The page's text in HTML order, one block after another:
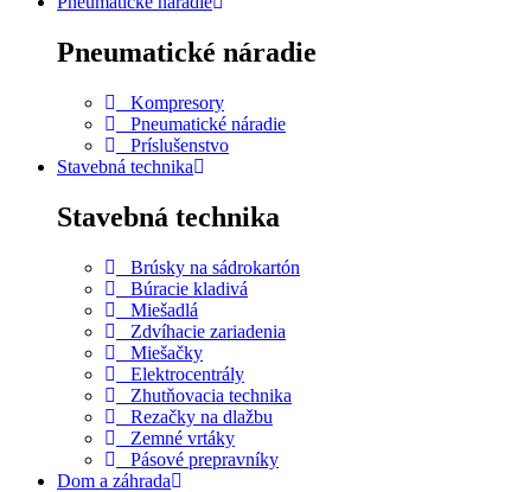
Pneumatické náradie
Kompresory
Pneumatické náradie
Príslušenstvo
Stavebná technika
Stavebná technika
Brúsky na sádrokartón
Búracie kladivá
Miešadlá
Zdvíhacie zariadenia
Miešačky
Elektrocentrály
Zhutňovacia technika
Rezačky na dlažbu
Zemné vrtáky
Pásové prepravníky
Dom a záhrada